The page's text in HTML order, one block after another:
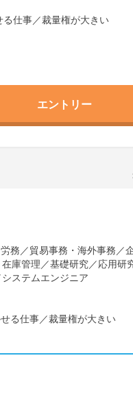
る仕事／裁量権が大きい
エントリー
務／貿易事務・海外事務／
庫管理／基礎研究／応用
ステムエンジニア
る仕事／裁量権が大きい